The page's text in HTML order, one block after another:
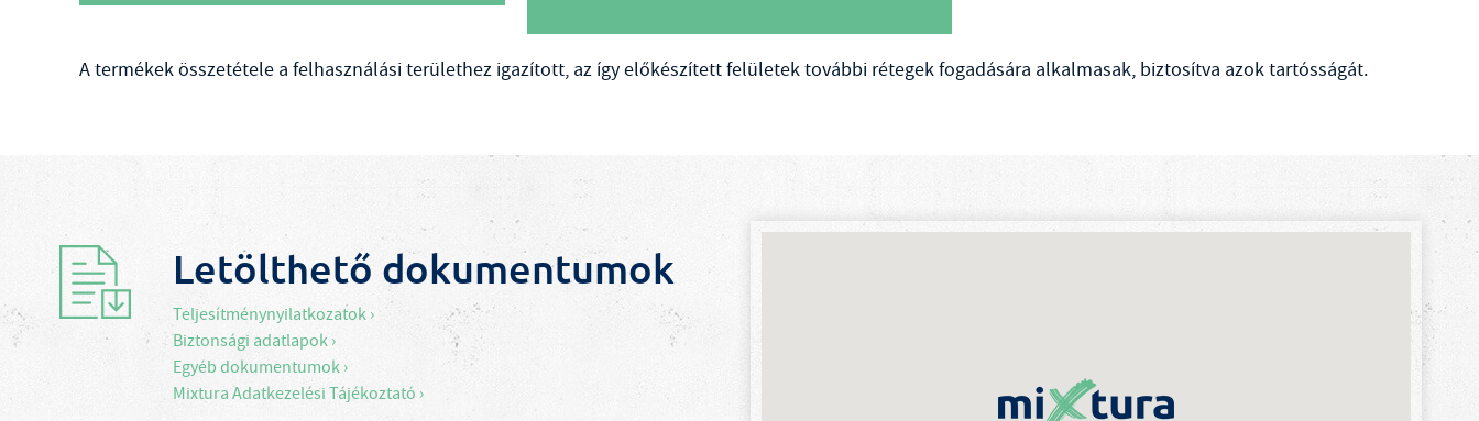
A termékek összetétele a felhasználási területhez igazított, az így előkészített felületek további rétegek fogadására alkalmasak, biztosítva azok tartósságát.
Letölthető dokumentumok
Teljesítménynyilatkozatok ›
Biztonsági adatlapok ›
Egyéb dokumentumok ›
Mixtura Adatkezelési Tájékoztató ›